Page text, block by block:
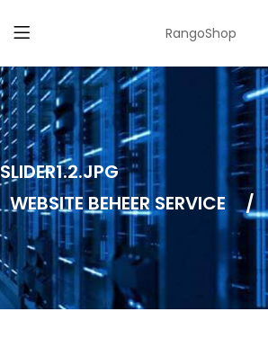
RangoShop
SLIDER1.2.JPG
WEBSITE BEHEER SERVICE
/